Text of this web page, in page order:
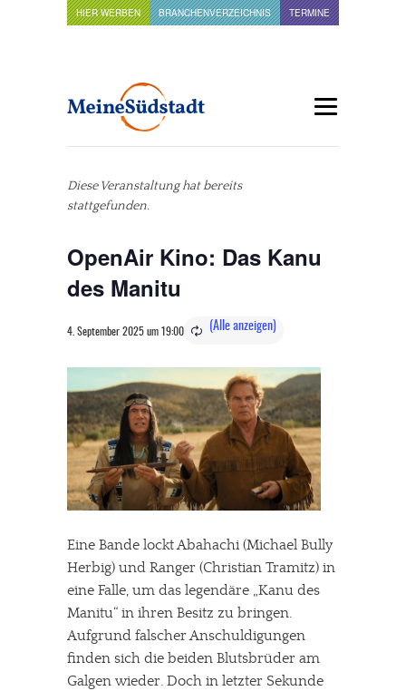
HIER WERBEN BRANCHENVERZEICHNIS TERMINE
Diese Veranstaltung hat bereits
stattgefunden.
OpenAir Kino: Das Kanu
des Manitu
4. September 2025 um 19:00
Eine Bande lockt Abahachi (Michael Bully
Herbig) und Ranger (Christian Tramitz) in
eine Falle, um das legendäre „Kanu des
Manitu“ in ihren Besitz zu bringen.
Aufgrund falscher Anschuldigungen
finden sich die beiden Blutsbrüder am
Galgen wieder. Doch in letzter Sekunde